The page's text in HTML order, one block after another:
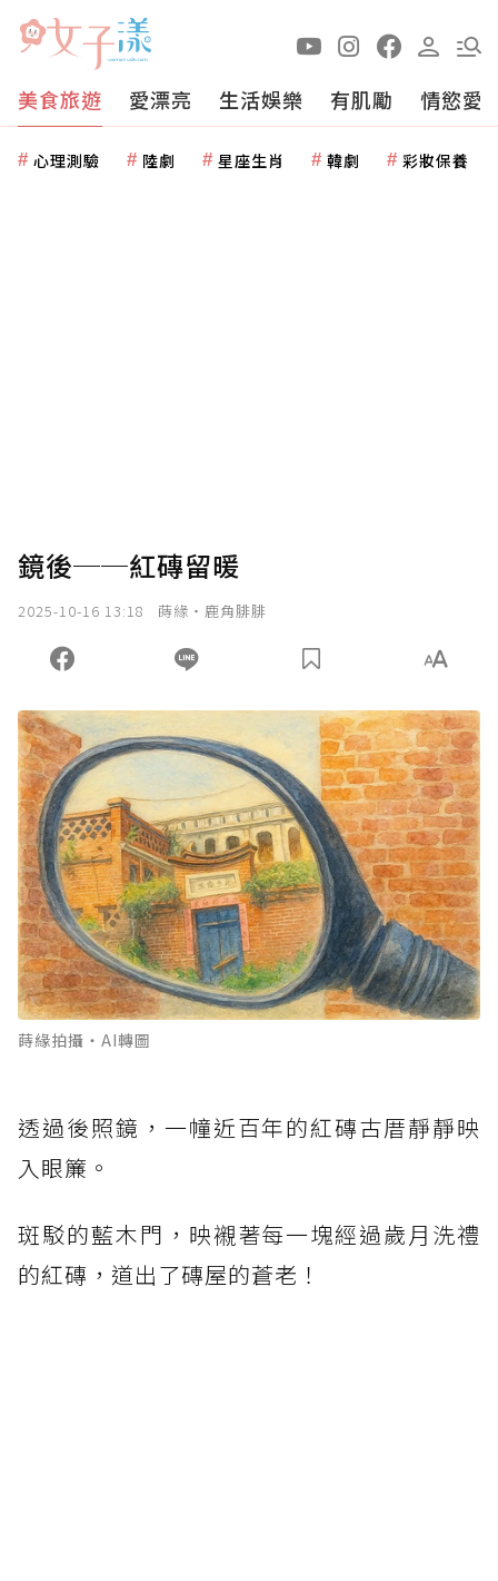
美食旅遊 愛漂亮 生活娛樂 有肌勵 情慾愛
心理測驗 陸劇 星座生肖 韓劇 彩妝保養
鏡後──紅磚留暖
2025-10-16 13:18 蒔緣‧鹿角腓腓
蒔緣拍攝‧AI轉圖
透過後照鏡，一幢近百年的紅磚古厝靜靜映
入眼簾。
斑駁的藍木門，映襯著每一塊經過歲月洗禮
的紅磚，道出了磚屋的蒼老！